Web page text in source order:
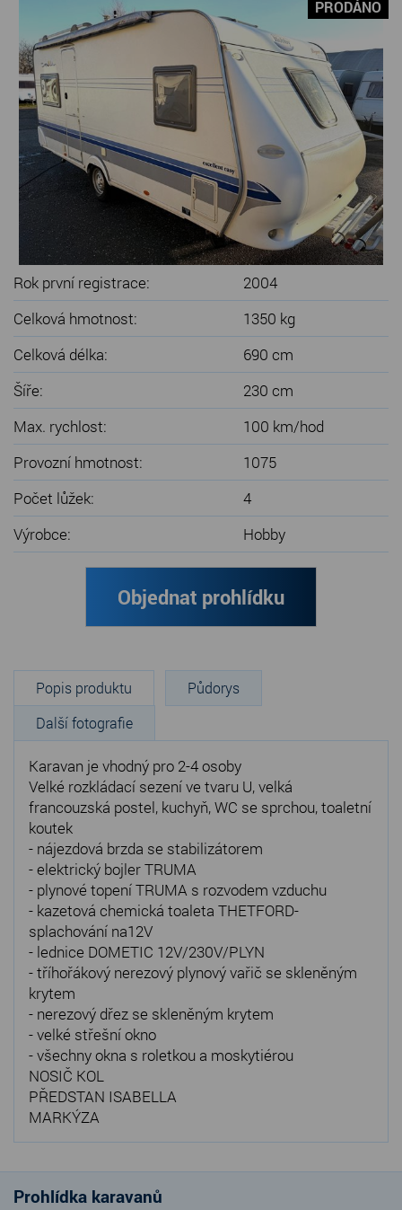
SERVIS KARAVANŮ
KONTAKT
PRODÁNO
Rok první registrace:
2004
Celková hmotnost:
1350 kg
Celková délka:
690 cm
Šíře:
230 cm
Max. rychlost:
100 km/hod
Provozní hmotnost:
1075
Počet lůžek:
4
Výrobce:
Hobby
Objednat prohlídku
Popis produktu
Půdorys
Další fotografie
Karavan je vhodný pro 2-4 osoby
Velké rozkládací sezení ve tvaru U, velká
francouzská postel, kuchyň, WC se sprchou, toaletní
koutek
- nájezdová brzda se stabilizátorem
- elektrický bojler TRUMA
- plynové topení TRUMA s rozvodem vzduchu
- kazetová chemická toaleta THETFORD-
splachování na12V
- lednice DOMETIC 12V/230V/PLYN
- tříhořákový nerezový plynový vařič se skleněným
krytem
- nerezový dřez se skleněným krytem
- velké střešní okno
- všechny okna s roletkou a moskytiérou
NOSIČ KOL
PŘEDSTAN ISABELLA
MARKÝZA
Prohlídka karavanů